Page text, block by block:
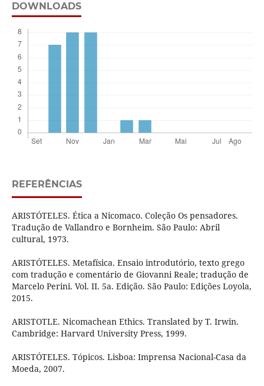
DOWNLOADS
REFERÊNCIAS
ARISTÓTELES. Ética a Nicomaco. Coleção Os pensadores.
Tradução de Vallandro e Bornheim. São Paulo: Abril
cultural, 1973.
ARISTÓTELES. Metafísica. Ensaio introdutório, texto grego
com tradução e comentário de Giovanni Reale; tradução de
Marcelo Perini. Vol. II. 5a. Edição. São Paulo: Edições Loyola,
2015.
ARISTOTLE. Nicomachean Ethics. Translated by T. Irwin.
Cambridge: Harvard University Press, 1999.
ARISTÓTELES. Tópicos. Lisboa: Imprensa Nacional-Casa da
Moeda, 2007.